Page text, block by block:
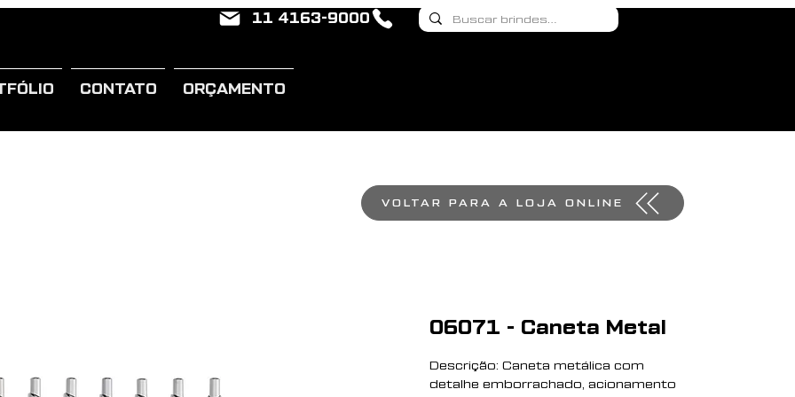
11 4163-9000
CONTATO ORÇAMENTO
06071 - Caneta Metal
Descrição: Caneta metálica com
detalhe emborrachado, acionamento
VOLTAR PARA A LOJA ONLINE